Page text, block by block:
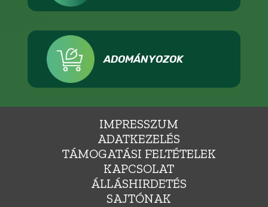
ADOMÁNYOZOK
IMPRESSZUM
ADATKEZELÉS
TÁMOGATÁSI FELTÉTELEK
KAPCSOLAT
ÁLLÁSHIRDETÉS
SAJTÓNAK